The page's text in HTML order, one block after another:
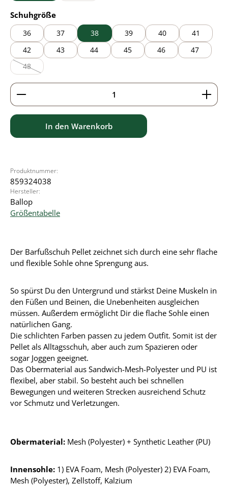
Schuhgrößeauswählen
36 37 38 39 40
41
42
43 44 45 46
47
48
(Diese Option ist zurzeit nicht verfügbar.)
Produkt Anzahl: Gib den gewünschten Wert ein
In den Warenkorb
Produktnummer:
859324038
Hersteller:
Ballop
Größentabelle
Der Barfußschuh Pellet zeichnet sich durch eine sehr flache
und flexible Sohle ohne Sprengung aus.
So spürst Du den Untergrund und stärkst Deine Muskeln in
den Füßen und Beinen, die Unebenheiten ausgleichen
müssen. Außerdem ermöglicht Dir die flache Sohle einen
natürlichen Gang.
Die schlichten Farben passen zu jedem Outfit. Somit ist der
Pellet als Alltagsschuh, aber auch zum Spazieren oder
sogar Joggen geeignet.
Das Obermaterial aus Sandwich-Mesh-Polyester und PU ist
flexibel, aber stabil. So besteht auch bei schnellen
Bewegungen und weiteren Strecken ausreichend Schutz
vor Schmutz und Verletzungen.
Obermaterial: Mesh (Polyester) + Synthetic Leather (PU)
Innensohle: 1) EVA Foam, Mesh (Polyester) 2) EVA Foam,
Mesh (Polyester), Zellstoff, Kalzium